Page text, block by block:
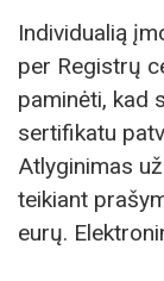
Individualią
per Registrų
paminėti, kad
sertifikatu
Atlyginimas
teikiant
eurų.